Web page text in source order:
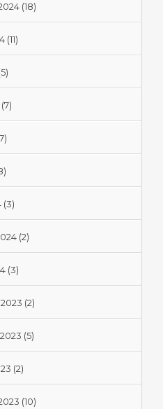
(18)
(11)
(3)
(2)
(3)
(2)
(5)
(2)
(10)